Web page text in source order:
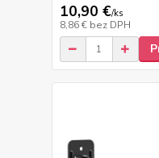
10,90 €/ks
8,86 € bez DPH